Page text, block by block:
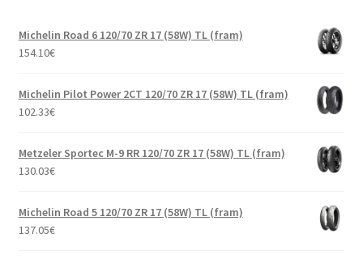
Michelin Road 6 120/70 ZR 17 (58W) TL (fram)
154.10€
Michelin Pilot Power 2CT 120/70 ZR 17 (58W) TL (fram)
102.33€
Metzeler Sportec M-9 RR 120/70 ZR 17 (58W) TL (fram)
130.03€
Michelin Road 5 120/70 ZR 17 (58W) TL (fram)
137.05€